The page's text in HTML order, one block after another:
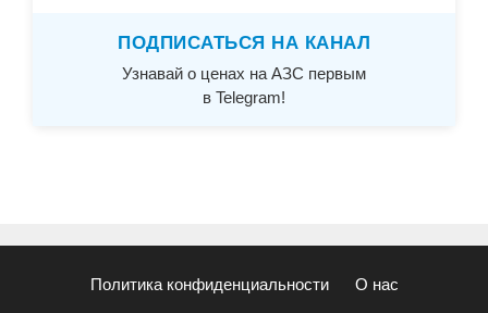
ПОДПИСАТЬСЯ НА КАНАЛ
Узнавай о ценах на АЗС первым
в Telegram!
Политика конфиденциальности О нас